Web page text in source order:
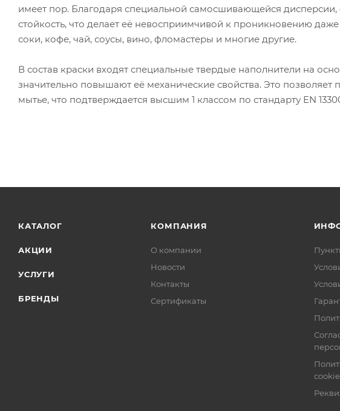
имеет пор. Благодаря специальной самосшивающейся
стойкость, что делает её невосприимчивой к проникновению
соки, кофе, чай, соусы, вино, фломастеры и многие другие.
В состав краски входят специальные твердые наполнители на
значительно повышают её механические свойства. Это
мытье, что подтверждается высшим 1 классом по стандарту EN
КАТАЛОГ
АКЦИИ
УСЛУГИ
БРЕНДЫ
КОМПАНИЯ
О компании
Новости
Контакты
Сертификаты
cookie